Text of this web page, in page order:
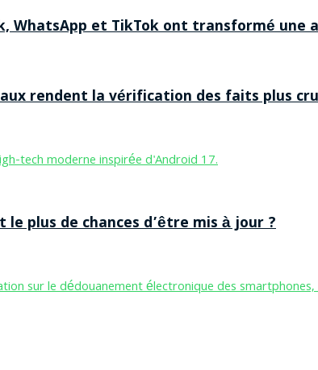
rendent la vérification des faits plus
plus de chances d’être mis à jour ?
WhatsApp et TikTok ont transformé